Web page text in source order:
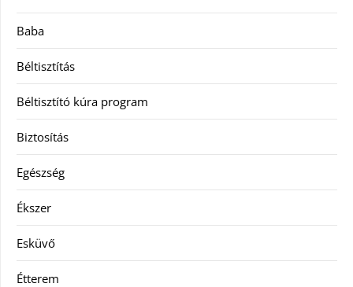
Baba
Béltisztítás
Béltisztító kúra program
Biztosítás
Egészség
Ékszer
Esküvő
Étterem